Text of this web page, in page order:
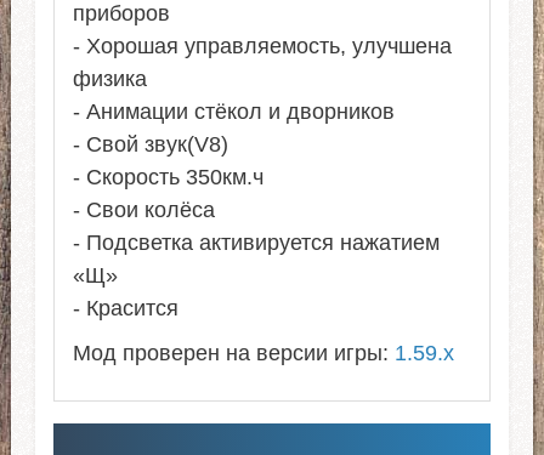
приборов
- Хорошая управляемость, улучшена
физика
- Анимации стёкол и дворников
- Cвой звук(V8)
- Скорость 350км.ч
- Свои колёса
- Подсветка активируется нажатием
«Щ»
- Красится
Мод проверен на версии игры: 1.59.x